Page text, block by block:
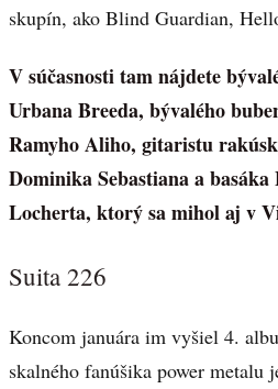
skupín, ako Blind Guardian,
V súčasnosti tam nájdete
Urbana Breeda, bývalého
Ramyho Aliho, gitaristu
Dominika Sebastiana a
Locherta, ktorý sa mihol aj v
Suita 226
Koncom januára im vyšiel 4.
skalného fanúšika power metalu